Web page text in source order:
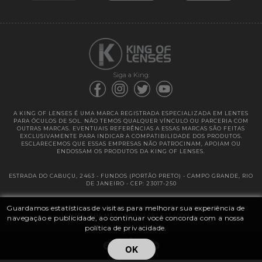
Guardamos estatísticas de visitas para melhorar sua experiência de
navegação e publicidade, ao continuar você concorda com a nossa
política de privacidade.
OK
Siga a King:
A KING OF LENSES É UMA MARCA REGISTRADA ESPECIALIZADA EM LENTES
PARA ÓCULOS DE SOL. NÃO TEMOS QUALQUER VÍNCULO OU PARCERIA COM
OUTRAS MARCAS. EVENTUAIS REFERÊNCIAS A ESSAS MARCAS SÃO FEITAS
EXCLUSIVAMENTE PARA INDICAR A COMPATIBILIDADE DOS PRODUTOS.
ESCLARECEMOS QUE ESSAS EMPRESAS NÃO PATROCINAM, APOIAM OU
ENDOSSAM OS PRODUTOS DA KING OF LENSES.
ESTRADA DO CABUÇU, 2463 - FUNDOS (PORTÃO PRETO) - CAMPO GRANDE, RIO
DE JANEIRO - CEP: 23017-250
@ 2025 | KING OF LENSES - KING OF IMPORTAÇÃO E DISTRIBUIÇÃO DE
LENTES LTDA ME | CNPJ: 13.682.533 / 0001-42